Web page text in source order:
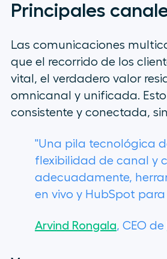
Principales
Las comunicaciones
que el recorrido de los
vital, el verdadero valor
omnicanal y unificada.
consistente y conectada,
"Una pila tecnológica
flexibilidad de canal y
adecuadamente,
en vivo y HubSpot
Arvind Rongala, CEO de